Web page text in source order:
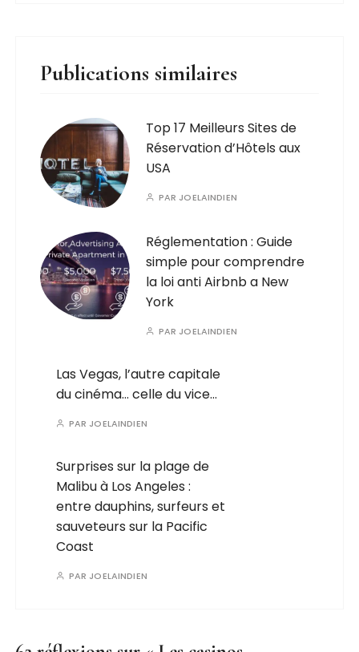
Publications similaires
Top 17 Meilleurs Sites de
Réservation d’Hôtels aux
USA
PAR JOELAINDIEN
Réglementation : Guide
simple pour comprendre
la loi anti Airbnb a New
York
PAR JOELAINDIEN
Las Vegas, l’autre capitale
du cinéma… celle du vice…
PAR JOELAINDIEN
Surprises sur la plage de
Malibu à Los Angeles :
entre dauphins, surfeurs et
sauveteurs sur la Pacific
Coast
PAR JOELAINDIEN